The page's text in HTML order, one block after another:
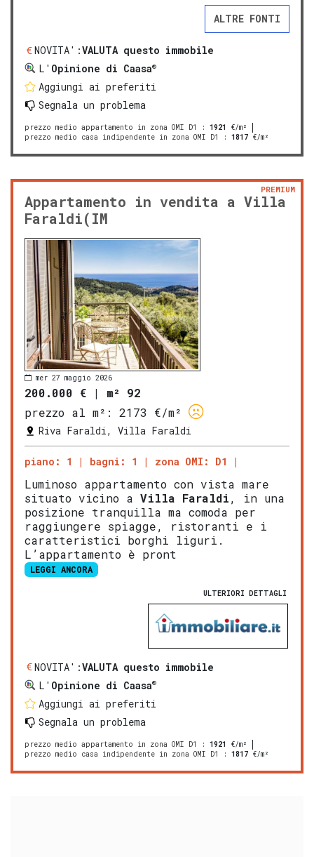
ALTRE FONTI
NOVITA':VALUTA questo immobile
L' Opinione di Caasa®
Aggiungi ai preferiti
Segnala un problema
prezzo medio appartamento in zona OMI D1 : 1921
€/m²
prezzo medio casa indipendente in zona OMI D1
: 1817 €/m²
Appartamento in vendita a Villa
Faraldi(IM
PREMIUM
mer 27 maggio 2026
200.000 € | m² 92
prezzo al m²:
2173 €/m²
Riva Faraldi, Villa Faraldi
piano: 1 bagni: 1 zona OMI: D1
Luminoso appartamento con vista mare
situato vicino a Villa Faraldi, in una
posizione tranquilla ma comoda per
raggiungere spiagge, ristoranti e i
caratteristici borghi liguri.
L’appartamento è pront
LEGGI ANCORA
ULTERIORI DETTAGLI
NOVITA':VALUTA questo immobile
L' Opinione di Caasa®
Aggiungi ai preferiti
Segnala un problema
prezzo medio appartamento in zona OMI D1 : 1921
€/m²
prezzo medio casa indipendente in zona OMI D1
: 1817 €/m²